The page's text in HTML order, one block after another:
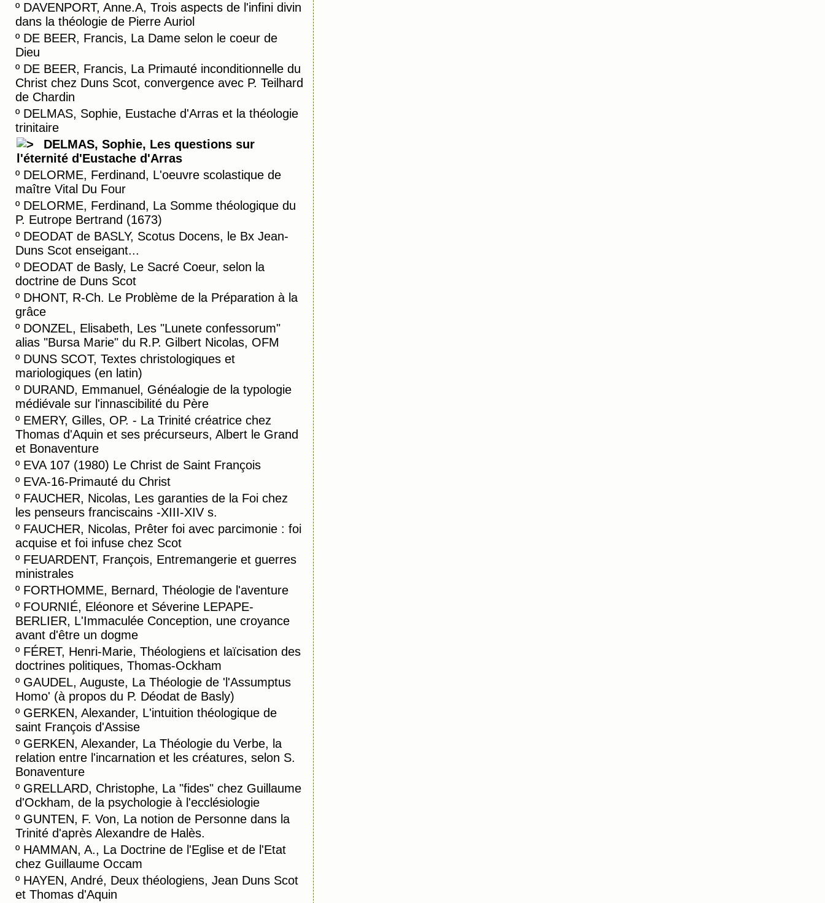
º DAVENPORT, Anne.A, Trois aspects de l'infini divin
dans la théologie de Pierre Auriol
º DE BEER, Francis, La Dame selon le coeur de
Dieu
º DE BEER, Francis, La Primauté inconditionnelle du
Christ chez Duns Scot, convergence avec P. Teilhard
de Chardin
º DELMAS, Sophie, Eustache d'Arras et la théologie
trinitaire
DELMAS, Sophie, Les questions sur
l'éternité d'Eustache d'Arras
º DELORME, Ferdinand, L'oeuvre scolastique de
maître Vital Du Four
º DELORME, Ferdinand, La Somme théologique du
P. Eutrope Bertrand (1673)
º DEODAT de BASLY, Scotus Docens, le Bx Jean-
Duns Scot enseigant...
º DEODAT de Basly, Le Sacré Coeur, selon la
doctrine de Duns Scot
º DHONT, R-Ch. Le Problème de la Préparation à la
grâce
º DONZEL, Elisabeth, Les "Lunete confessorum"
alias "Bursa Marie" du R.P. Gilbert Nicolas, OFM
º DUNS SCOT, Textes christologiques et
mariologiques (en latin)
º DURAND, Emmanuel, Généalogie de la typologie
médiévale sur l'innascibilité du Père
º EMERY, Gilles, OP. - La Trinité créatrice chez
Thomas d'Aquin et ses précurseurs, Albert le Grand
et Bonaventure
º EVA 107 (1980) Le Christ de Saint François
º EVA-16-Primauté du Christ
º FAUCHER, Nicolas, Les garanties de la Foi chez
les penseurs franciscains -XIII-XIV s.
º FAUCHER, Nicolas, Prêter foi avec parcimonie : foi
acquise et foi infuse chez Scot
º FEUARDENT, François, Entremangerie et guerres
ministrales
º FORTHOMME, Bernard, Théologie de l'aventure
º FOURNIÉ, Eléonore et Séverine LEPAPE-
BERLIER, L'Immaculée Conception, une croyance
avant d'être un dogme
º FÉRET, Henri-Marie, Théologiens et laïcisation des
doctrines politiques, Thomas-Ockham
º GAUDEL, Auguste, La Théologie de 'l'Assumptus
Homo' (à propos du P. Déodat de Basly)
º GERKEN, Alexander, L'intuition théologique de
saint François d'Assise
º GERKEN, Alexander, La Théologie du Verbe, la
relation entre l'incarnation et les créatures, selon S.
Bonaventure
º GRELLARD, Christophe, La "fides" chez Guillaume
d'Ockham, de la psychologie à l'ecclésiologie
º GUNTEN, F. Von, La notion de Personne dans la
Trinité d'après Alexandre de Halès.
º HAMMAN, A., La Doctrine de l'Eglise et de l'Etat
chez Guillaume Occam
º HAYEN, André, Deux théologiens, Jean Duns Scot
et Thomas d'Aquin